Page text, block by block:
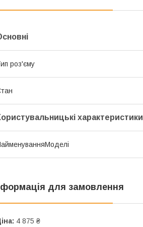
роз'єму
характеристики
для замовлення
4 875 ₴